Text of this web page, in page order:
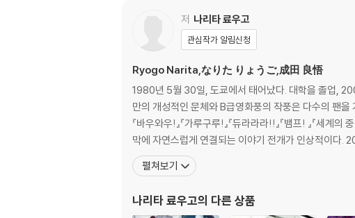
저 나리타 료우고
관심작가 알림신청
Ryogo Narita,なりた りょうご,成田 良悟
1980년 5월 30일, 도쿄에서 태어났다. 대학을 졸업,
만의 개성적인 문체와 B급영화풍의 작풍은 다수의 팬을
『바우와우!』『가루구루!』『듀라라라!!』『뱀프! 』『세계의 중심, 하리야마 씨』 등을 펴냈다. 그의 대부분의 작
막에 자연스럽게 연결되는 이야기 전개가 인상적이다.
펼쳐보기
나리타 료우고의 다른 상품